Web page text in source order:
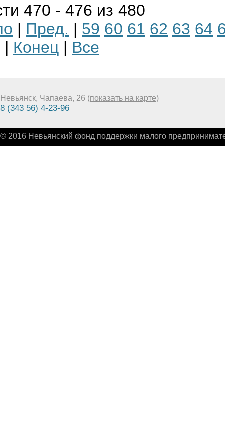
470 - 476 из 480
| Пред. | 59 60 61 62 63 64
| Конец | Все
Невьянск, Чапаева, 26 (показать на карте)
8 (343 56) 4-23-96
© 2016 Невьянский фонд поддержки малого